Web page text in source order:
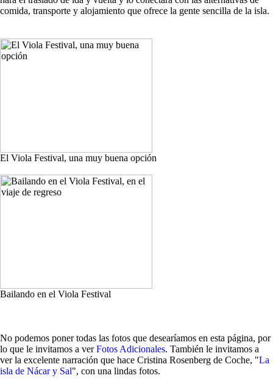
comida, transporte y alojamiento que ofrece la gente sencilla de la isla.
El Viola Festival, una muy buena opción
Bailando en el Viola Festival
No podemos poner todas las fotos que desearíamos en esta página, por
lo que le invitamos a verFotos Adicionales. También le invitamos a
ver la excelente narración que hace Cristina Rosenberg de Coche, "La
isla de Nácar y Sal", con una lindas fotos.